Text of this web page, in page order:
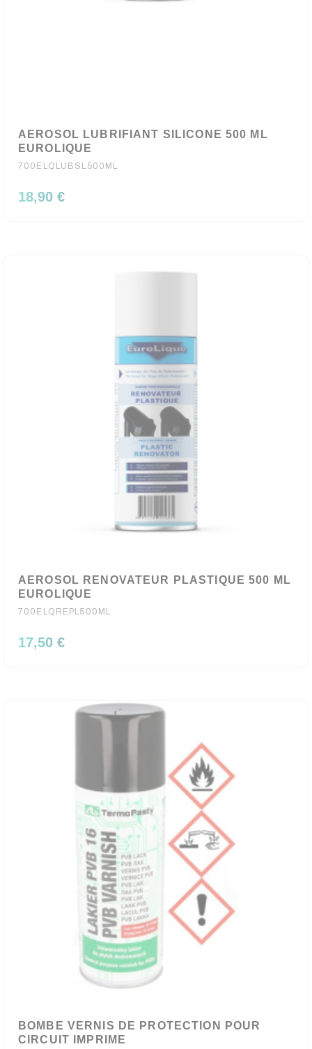
AEROSOL LUBRIFIANT SILICONE 500 ML
EUROLIQUE
700ELQLUBSL500ML
18,90 €
AEROSOL RENOVATEUR PLASTIQUE 500 ML
EUROLIQUE
700ELQREPL500ML
17,50 €
BOMBE VERNIS DE PROTECTION POUR
CIRCUIT IMPRIME